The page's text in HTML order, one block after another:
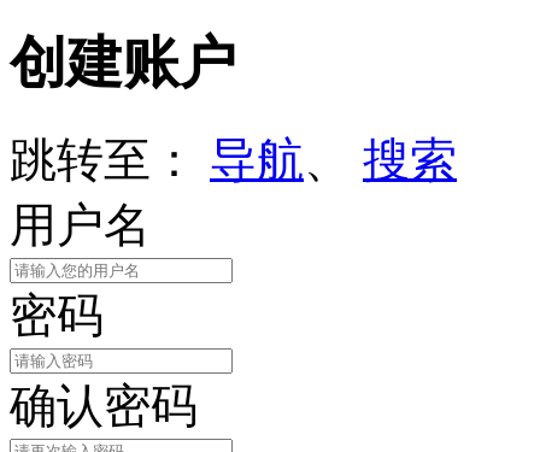
创建账户
跳转至： 导航、 搜索
用户名
密码
确认密码